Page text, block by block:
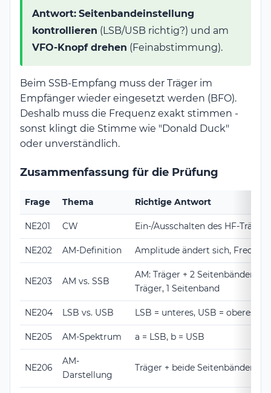
Antwort: Seitenbandeinstellung
kontrollieren (LSB/USB richtig?) und am
VFO-Knopf drehen (Feinabstimmung).
Beim SSB-Empfang muss der Träger im
Empfänger wieder eingesetzt werden (BFO).
Deshalb muss die Frequenz exakt stimmen -
sonst klingt die Stimme wie "Donald Duck"
oder unverständlich.
Zusammenfassung für die Prüfung
Frage Thema Richtige Antwort
NE201 CW Ein-/Ausschalten des HF-Trägers
NE202 AM-Definition Amplitude ändert sich,
NE203 AM vs. SSB
AM: Träger + 2 Seitenbänder;
Träger, 1 Seitenband
NE204 LSB vs. USB LSB = unteres, USB = oberes
NE205 AM-Spektrum a = LSB, b = USB
NE206
AM-
Darstellung
Träger + beide Seitenbänder